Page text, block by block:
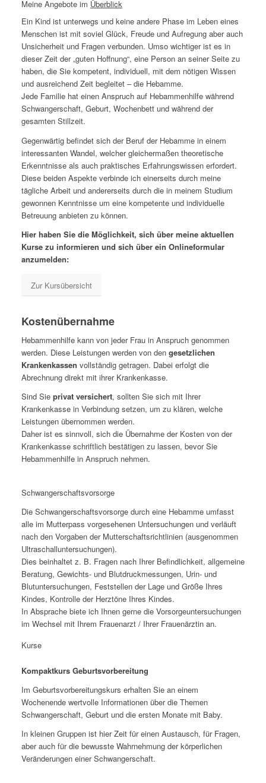
Meine Angebote im Überblick
Ein Kind ist unterwegs und keine andere Phase im Leben eines
Menschen ist mit soviel Glück, Freude und Aufregung aber auch
Unsicherheit und Fragen verbunden. Umso wichtiger ist es in
dieser Zeit der „guten Hoffnung“, eine Person an seiner Seite zu
haben, die Sie kompetent, individuell, mit dem nötigen Wissen
und ausreichend Zeit begleitet – die Hebamme.
Jede Familie hat einen Anspruch auf Hebammenhilfe während
Schwangerschaft, Geburt, Wochenbett und während der
gesamten Stillzeit.
Gegenwärtig befindet sich der Beruf der Hebamme in einem
interessanten Wandel, welcher gleichermaßen theoretische
Erkenntnisse als auch praktisches Erfahrungswissen erfordert.
Diese beiden Aspekte verbinde ich einerseits durch meine
tägliche Arbeit und andererseits durch die in meinem Studium
gewonnen Kenntnisse um eine kompetente und individuelle
Betreuung anbieten zu können.
Hier haben Sie die Möglichkeit, sich über meine aktuellen
Kurse zu informieren und sich über ein Onlineformular
anzumelden:
Zur Kursübersicht
Kostenübernahme
Hebammenhilfe kann von jeder Frau in Anspruch genommen
werden. Diese Leistungen werden von den gesetzlichen
Krankenkassen vollständig getragen. Dabei erfolgt die
Abrechnung direkt mit ihrer Krankenkasse.
Sind Sie privat versichert, sollten Sie sich mit Ihrer
Krankenkasse in Verbindung setzen, um zu klären, welche
Leistungen übernommen werden.
Daher ist es sinnvoll, sich die Übernahme der Kosten von der
Krankenkasse schriftlich bestätigen zu lassen, bevor Sie
Hebammenhilfe in Anspruch nehmen.
Schwangerschaftsvorsorge
Die Schwangerschaftsvorsorge durch eine Hebamme umfasst
alle im Mutterpass vorgesehenen Untersuchungen und verläuft
nach den Vorgaben der Mutterschaftsrichtlinien (ausgenommen
Ultraschalluntersuchungen).
Dies beinhaltet z. B. Fragen nach Ihrer Befindlichkeit, allgemeine
Beratung, Gewichts- und Blutdruckmessungen, Urin- und
Blutuntersuchungen, Feststellen der Lage und Größe Ihres
Kindes, Kontrolle der Herztöne Ihres Kindes.
In Absprache biete ich Ihnen gerne die Vorsorgeuntersuchungen
im Wechsel mit Ihrem Frauenarzt / Ihrer Frauenärztin an.
Kurse
Kompaktkurs Geburtsvorbereitung
Im Geburtsvorbereitungskurs erhalten Sie an einem
Wochenende wertvolle Informationen über die Themen
Schwangerschaft, Geburt und die ersten Monate mit Baby.
In kleinen Gruppen ist hier Zeit für einen Austausch, für Fragen,
aber auch für die bewusste Wahrnehmung der körperlichen
Veränderungen einer Schwangerschaft.